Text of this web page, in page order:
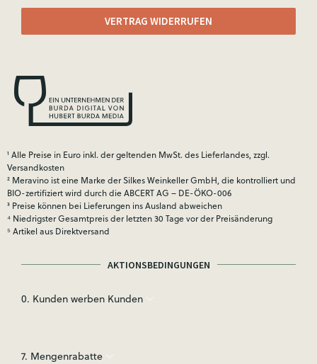
VERTRAG WIDERRUFEN
¹ Alle Preise in Euro inkl. der geltenden MwSt. des Lieferlandes, zzgl.
Versandkosten
² Meravino ist eine Marke der Silkes Weinkeller GmbH, die kontrolliert und
BIO-zertifiziert wird durch die ABCERT AG – DE-ÖKO-006
³ Preise können bei Lieferungen ins Ausland abweichen
⁴ Niedrigster Gesamtpreis der letzten 30 Tage vor der Preisänderung
⁵ Artikel aus Direktversand
AKTIONSBEDINGUNGEN
0. Kunden werben Kunden
7. Mengenrabatte